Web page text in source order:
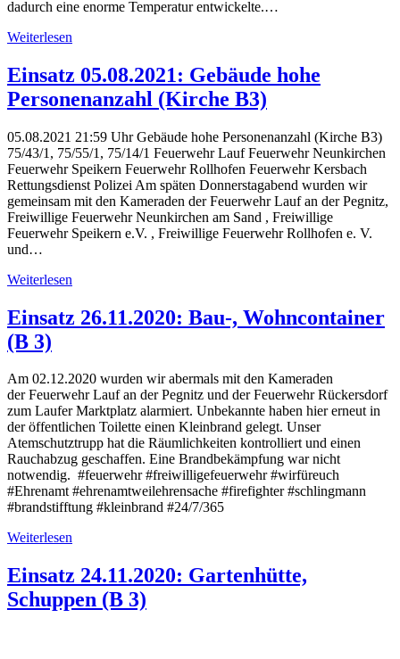
dadurch eine enorme Temperatur entwickelte.…
Weiterlesen
Einsatz 05.08.2021: Gebäude hohe
Personenanzahl (Kirche B3)
05.08.2021 21:59 Uhr Gebäude hohe Personenanzahl (Kirche B3)
75/43/1, 75/55/1, 75/14/1 Feuerwehr Lauf Feuerwehr Neunkirchen
Feuerwehr Speikern Feuerwehr Rollhofen Feuerwehr Kersbach
Rettungsdienst Polizei Am späten Donnerstagabend wurden wir
gemeinsam mit den Kameraden der Feuerwehr Lauf an der Pegnitz,
Freiwillige Feuerwehr Neunkirchen am Sand , Freiwillige
Feuerwehr Speikern e.V. , Freiwillige Feuerwehr Rollhofen e. V.
und…
Weiterlesen
Einsatz 26.11.2020: Bau-, Wohncontainer
(B 3)
Am 02.12.2020 wurden wir abermals mit den Kameraden
der Feuerwehr Lauf an der Pegnitz und der Feuerwehr Rückersdorf
zum Laufer Marktplatz alarmiert. Unbekannte haben hier erneut in
der öffentlichen Toilette einen Kleinbrand gelegt. Unser
Atemschutztrupp hat die Räumlichkeiten kontrolliert und einen
Rauchabzug geschaffen. Eine Brandbekämpfung war nicht
notwendig. #feuerwehr #freiwilligefeuerwehr #wirfüreuch
#Ehrenamt #ehrenamtweilehrensache #firefighter #schlingmann
#brandstifftung #kleinbrand #24/7/365
Weiterlesen
Einsatz 24.11.2020: Gartenhütte,
Schuppen (B 3)